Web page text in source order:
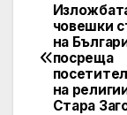
Post
човешки
на
посреща
на
Стара